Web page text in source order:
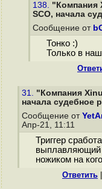
138. "Компания
SCO, начала
Сообщение от
Тонко :)
Только в
31. "Компания
начала судебное
Сообщение от
Апр-21, 11:11
Триггер
выплавляющий
ножиком на
Ответить